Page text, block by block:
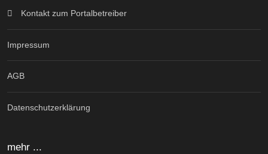
Kontakt zum Portalbetreiber
Impressum
AGB
Datenschutzerklärung
mehr ...